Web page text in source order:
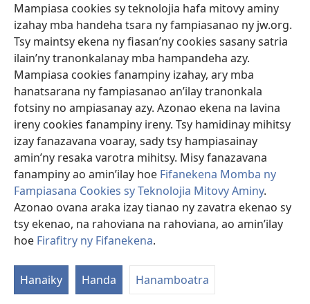
Mampiasa cookies sy teknolojia hafa mitovy aminy
izahay mba handeha tsara ny fampiasanao ny jw.org.
Tsy maintsy ekena ny fiasan’ny cookies sasany satria
ilain’ny tranonkalanay mba hampandeha azy.
Mampiasa cookies fanampiny izahay, ary mba
hanatsarana ny fampiasanao an’ilay tranonkala
fotsiny no ampiasanay azy. Azonao ekena na lavina
ireny cookies fanampiny ireny. Tsy hamidinay mihitsy
izay fanazavana voaray, sady tsy hampiasainay
amin’ny resaka varotra mihitsy. Misy fanazavana
fanampiny ao amin’ilay hoe Fifanekena Momba ny
Fampiasana Cookies sy Teknolojia Mitovy Aminy.
Azonao ovana araka izay tianao ny zavatra ekenao sy
tsy ekenao, na rahoviana na rahoviana, ao amin’ilay
hoe Firafitry ny Fifanekena.
Hanaiky Handa Hanamboatra
Fanomezana
(manokatra
rohy)
FITEHIRIZAM-BOKIN’NY Vavolombelon’i Jehovah
(manokatra
rohy)
JW Hub
(manokatra
rohy)
JW Library
Watchtower Library ®
Copyright© 2026 Watch Tower Bible and Tract Society of Pennsylvania.
FIFANEKENA| FIFANEKENA MOMBA NY TSIAMBARATELO
NY FIFANEKENA